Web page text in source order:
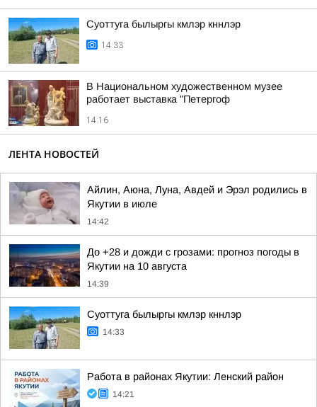
Суоттуга былыргы кмлэр кннлэр
14:33
В Национальном художественном музее
работает выставка "Петергоф
14:16
ЛЕНТА НОВОСТЕЙ
Айлин, Аюна, Луна, Авдей и Эрэл родились в
Якутии в июле
14:42
До +28 и дожди с грозами: прогноз погоды в
Якутии на 10 августа
14:39
Суоттуга былыргы кмлэр кннлэр
14:33
Работа в районах Якутии: Ленский район
14:21